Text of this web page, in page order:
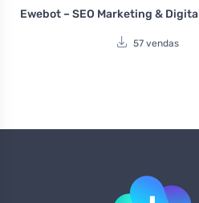
Portfolio Saúde e
Temas , Themeforest Woocommerce
Ewebot – SEO Marketing &
57 vendas